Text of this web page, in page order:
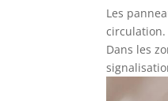
Les
Dans les